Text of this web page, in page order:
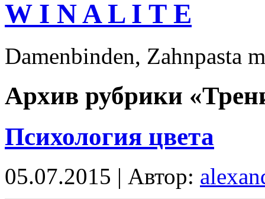
W I N A L I T E
Damenbinden, Zahnpasta
Архив рубрики
Психология цвета
05.07.2015 | Автор: